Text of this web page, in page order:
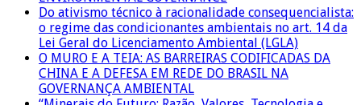
Do ativismo técnico à racionalidade consequencialista:
o regime das condicionantes ambientais no art. 14 da
Lei Geral do Licenciamento Ambiental (LGLA)
O MURO E A TEIA: AS BARREIRAS CODIFICADAS DA
CHINA E A DEFESA EM REDE DO BRASIL NA
GOVERNANÇA AMBIENTAL